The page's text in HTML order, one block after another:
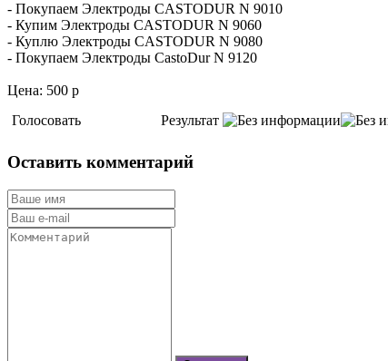
- Покупаем Электроды CASTODUR N 9010
- Купим Электроды CASTODUR N 9060
- Куплю Электроды CASTODUR N 9080
- Покупаем Электроды CastoDur N 9120
Цена: 500 р
Голосовать
Результат
Оставить комментарий